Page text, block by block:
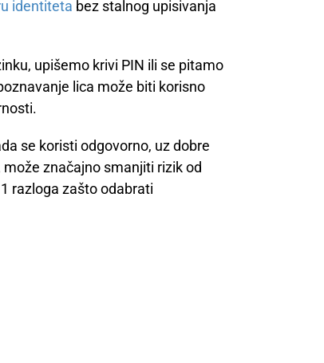
identiteta bez stalnog upisivanja
upišemo krivi PIN ili se pitamo
lica može biti korisno
se koristi odgovorno, uz dobre
može značajno smanjiti rizik od
razloga zašto odabrati